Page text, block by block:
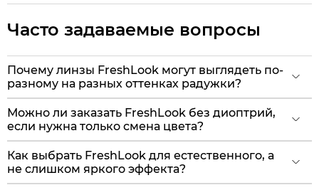
Часто задаваемые вопросы
Почему линзы FreshLook могут выглядеть по-
разному на разных оттенках радужки?
Можно ли заказать FreshLook без диоптрий,
если нужна только смена цвета?
Как выбрать FreshLook для естественного, а
не слишком яркого эффекта?